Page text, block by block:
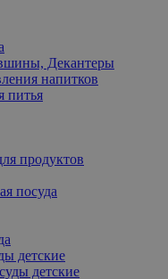
Декантеры
напитков
питья
продуктов
посуда
детские
детские